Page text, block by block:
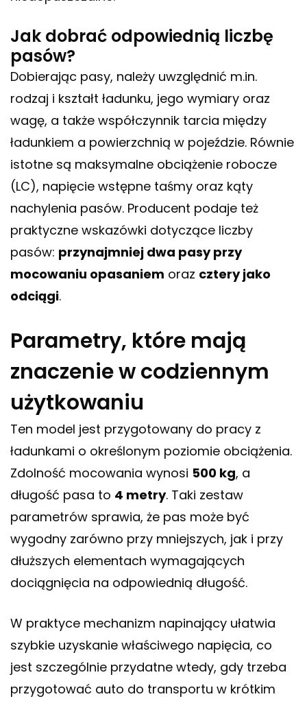
Jak dobrać odpowiednią liczbę
pasów?
Dobierając pasy, należy uwzględnić m.in.
rodzaj i kształt ładunku, jego wymiary oraz
wagę, a także współczynnik tarcia między
ładunkiem a powierzchnią w pojeździe. Równie
istotne są maksymalne obciążenie robocze
(LC), napięcie wstępne taśmy oraz kąty
nachylenia pasów. Producent podaje też
praktyczne wskazówki dotyczące liczby
pasów: przynajmniej dwa pasy przy
mocowaniu opasaniem oraz cztery jako
odciągi.
Parametry, które mają
znaczenie w codziennym
użytkowaniu
Ten model jest przygotowany do pracy z
ładunkami o określonym poziomie obciążenia.
Zdolność mocowania wynosi 500 kg, a
długość pasa to 4 metry. Taki zestaw
parametrów sprawia, że pas może być
wygodny zarówno przy mniejszych, jak i przy
dłuższych elementach wymagających
dociągnięcia na odpowiednią długość.
W praktyce mechanizm napinający ułatwia
szybkie uzyskanie właściwego napięcia, co
jest szczególnie przydatne wtedy, gdy trzeba
przygotować auto do transportu w krótkim